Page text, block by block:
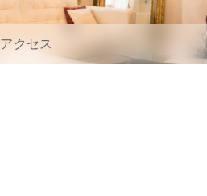
アクセス